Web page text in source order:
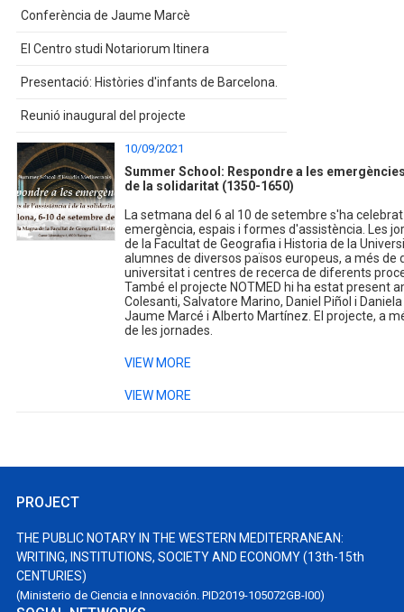
Conferència de Jaume Marcè
El Centro studi Notariorum Itinera
Presentació: Històries d'infants de Barcelona.
Reunió inaugural del projecte
10/09/2021
Summer School: Respondre a les
de la solidaritat (1350-1650)
La setmana del 6 al 10 de setembre s'ha
emergència, espais i formes d'assistència. Les
de la Facultat de Geografia i Historia de la
alumnes de diversos països europeus, a més de
universitat i centres de recerca de diferents
També el projecte NOTMED hi ha estat present
Colesanti, Salvatore Marino, Daniel Piñol i
Jaume Marcé i Alberto Martínez. El projecte, a
de les jornades.
VIEW MORE
VIEW MORE
PROJECT
THE PUBLIC NOTARY IN THE WESTERN MEDITERRANEAN:
WRITING, INSTITUTIONS, SOCIETY AND ECONOMY (13th-15th
CENTURIES)
(Ministerio de Ciencia e Innovación. PID2019-105072GB-I00)